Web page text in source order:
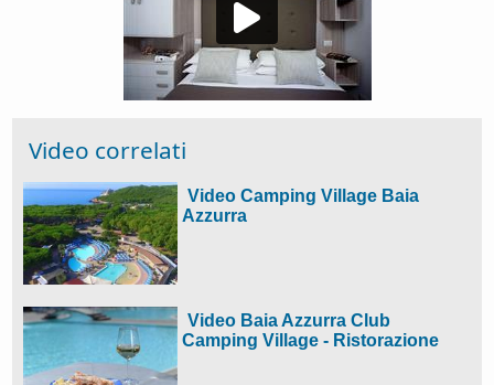
Video correlati
Video Camping Village Baia
Azzurra
Video Baia Azzurra Club
Camping Village - Ristorazione